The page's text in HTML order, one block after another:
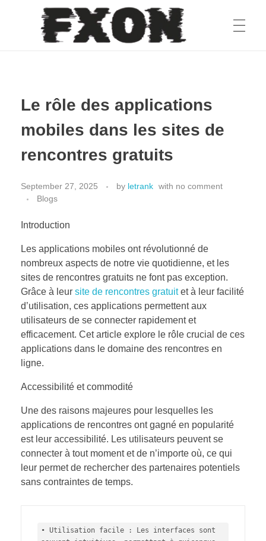
fxon
Le rôle des applications
mobiles dans les sites de
rencontres gratuits
September 27, 2025 by letrank with no comment
Blogs
Introduction
Les applications mobiles ont révolutionné de
nombreux aspects de notre vie quotidienne, et les
sites de rencontres gratuits ne font pas exception.
Grâce à leur site de rencontres gratuitet à leur facilité
d’utilisation, ces applications permettent aux
utilisateurs de se connecter rapidement et
efficacement. Cet article explore le rôle crucial de ces
applications dans le domaine des rencontres en
ligne.
Accessibilité et commodité
Une des raisons majeures pour lesquelles les
applications de rencontres ont gagné en popularité
est leur accessibilité. Les utilisateurs peuvent se
connecter à tout moment et de n’importe où, ce qui
leur permet de rechercher des partenaires potentiels
sans contraintes de temps.
• Utilisation facile : Les interfaces sont